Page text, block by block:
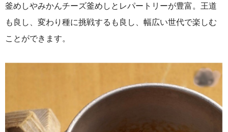
釜めしやみかんチーズ釜めしとレパートリーが豊富。王道
も良し、変わり種に挑戦するも良し、幅広い世代で楽しむ
ことができます。